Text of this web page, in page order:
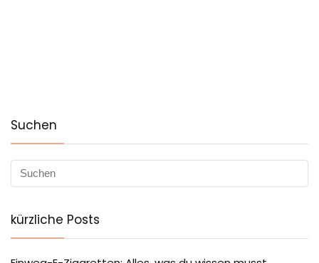
Suchen
kürzliche Posts